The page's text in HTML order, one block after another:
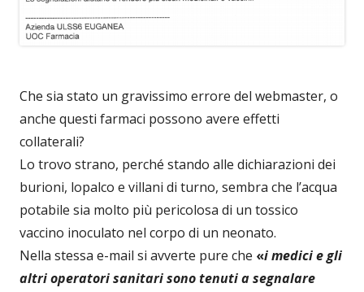
Che sia stato un gravissimo errore del webmaster, o
anche questi farmaci possono avere effetti
collaterali?
Lo trovo strano, perché stando alle dichiarazioni dei
burioni, lopalco e villani di turno, sembra che l’acqua
potabile sia molto più pericolosa di un tossico
vaccino inoculato nel corpo di un neonato.
Nella stessa e-mail si avverte pure che «i medici e gli
altri operatori sanitari sono tenuti a segnalare